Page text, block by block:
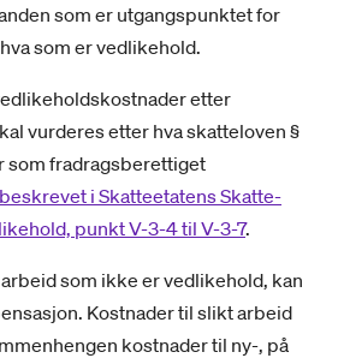
som er utgangspunktet for
som er vedlikehold.
etter
vurderes etter hva skatteloven §
som fradragsberettiget
beskrevet i Skatteetatens Skatte-
punkt V-3-4 til V-3-7.
som ikke er vedlikehold, kan
Kostnader til slikt arbeid
kostnader til ny-, på